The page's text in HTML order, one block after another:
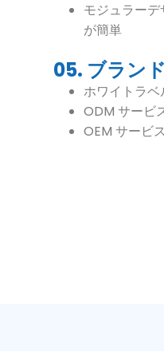
モジュラー
が簡単
05. ブラン
ホワイトラベ
ODM サービ
OEM サービス